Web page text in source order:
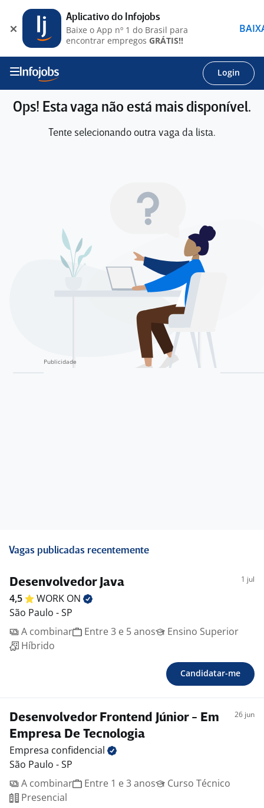
Login
Ops! Esta vaga não está mais disponível.
Tente selecionando outra vaga da lista.
Vagas publicadas recentemente
Desenvolvedor Java 1 jul
4,5 WORK ON
São Paulo - SP
A combinar
Entre 3 e 5 anos
Ensino Superior
Híbrido
Candidatar-me
Desenvolvedor Frontend Júnior - Em
Empresa De Tecnologia
26 jun
Empresa confidencial
São Paulo - SP
A combinar
Entre 1 e 3 anos
Curso Técnico
Presencial
Aplicativo do Infojobs
Baixe o App nº 1 do Brasil para
encontrar empregos GRÁTIS!!